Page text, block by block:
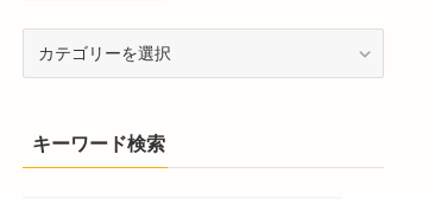
ー
検
キーワード検索